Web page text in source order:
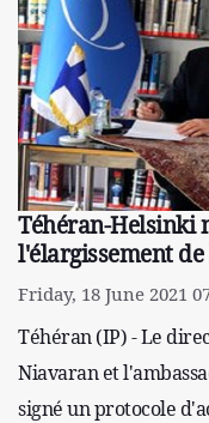
Téhéran-Helsinki
l'élargissement
Friday, 18 June 2021
Téhéran (IP) - Le
Niavaran et
signé un protocole